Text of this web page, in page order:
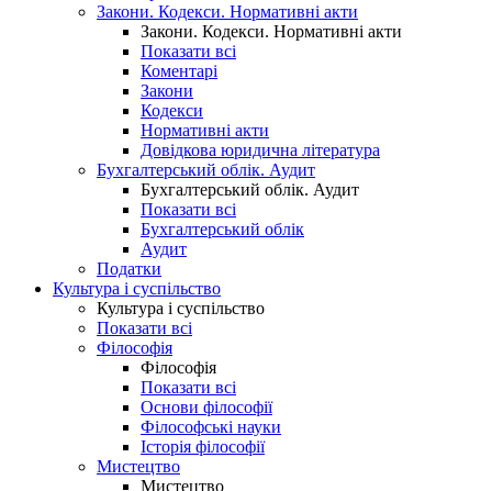
Закони. Кодекси. Нормативні акти
Закони. Кодекси. Нормативні акти
Показати всі
Коментарі
Закони
Кодекси
Нормативні акти
Довідкова юридична література
Бухгалтерський облік. Аудит
Бухгалтерський облік. Аудит
Показати всі
Бухгалтерський облік
Аудит
Податки
Культура і суспільство
Культура і суспільство
Показати всі
Філософія
Філософія
Показати всі
Основи філософії
Філософські науки
Історія філософії
Мистецтво
Мистецтво